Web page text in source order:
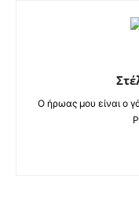
Ο ήρωας μου είναι ο